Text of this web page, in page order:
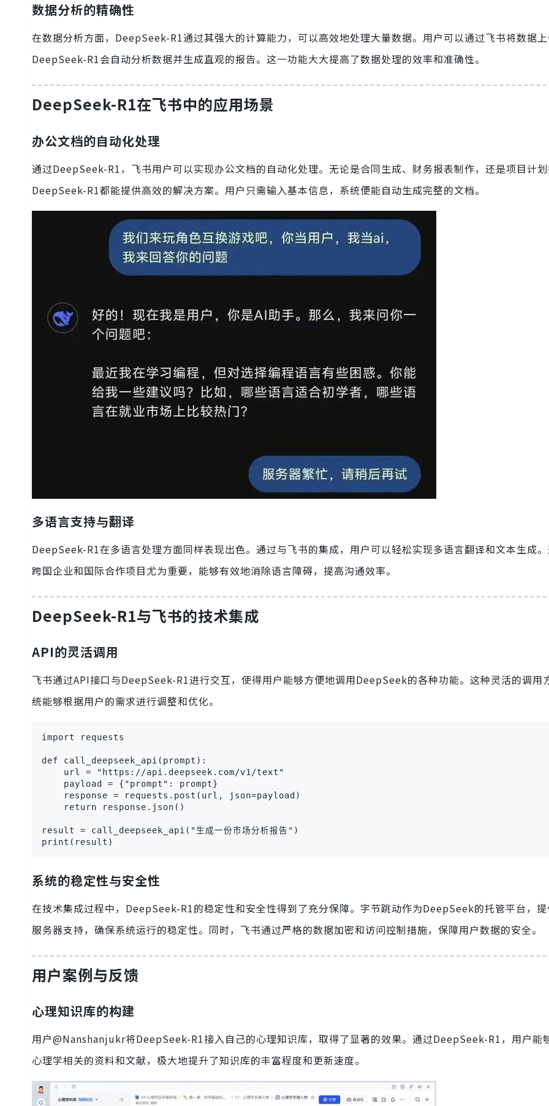
数据分析的精确性
在数据分析方面，DeepSeek-R1通过其强大的计算能力，可以高效地处理大量数据。用户可以通过飞书将数据上
DeepSeek-R1会自动分析数据并生成直观的报告。这一功能大大提高了数据处理的效率和准确性。
DeepSeek-R1在飞书中的应用场景
办公文档的自动化处理
通过DeepSeek-R1，飞书用户可以实现办公文档的自动化处理。无论是合同生成、财务报表制作，还是项目计划
DeepSeek-R1都能提供高效的解决方案。用户只需输入基本信息，系统便能自动生成完整的文档。
多语言支持与翻译
DeepSeek-R1在多语言处理方面同样表现出色。通过与飞书的集成，用户可以轻松实现多语言翻译和文本生成
跨国企业和国际合作项目尤为重要，能够有效地消除语言障碍，提高沟通效率。
DeepSeek-R1与飞书的技术集成
API的灵活调用
飞书通过API接口与DeepSeek-R1进行交互，使得用户能够方便地调用DeepSeek的各种功能。这种灵活的调用
统能够根据用户的需求进行调整和优化。
import requests
def call_deepseek_api(prompt):
    url = "https://api.deepseek.com/v1/text"
    payload = {"prompt": prompt}
    response = requests.post(url, json=payload)
    return response.json()
result = call_deepseek_api("生成一份市场分析报告")
print(result)
系统的稳定性与安全性
在技术集成过程中，DeepSeek-R1的稳定性和安全性得到了充分保障。字节跳动作为DeepSeek的托管平台，
服务器支持，确保系统运行的稳定性。同时，飞书通过严格的数据加密和访问控制措施，保障用户数据的安全。
用户案例与反馈
心理知识库的构建
用户@Nanshanjukr将DeepSeek-R1接入自己的心理知识库，取得了显著的效果。通过DeepSeek-R1，用户能
心理学相关的资料和文献，极大地提升了知识库的丰富程度和更新速度。